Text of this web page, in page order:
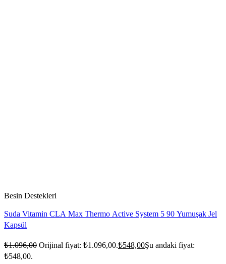
Besin Destekleri
Suda Vitamin CLA Max Thermo Active System 5 90 Yumuşak Jel
Kapsül
₺1.096,00 Orijinal fiyat: ₺1.096,00.₺548,00Şu andaki fiyat:
₺548,00.